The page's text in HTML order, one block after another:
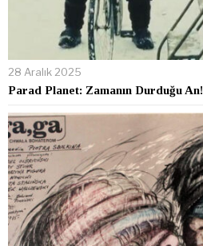
28 Aralık 2025
Parad Planet: Zamanın Durduğu An!